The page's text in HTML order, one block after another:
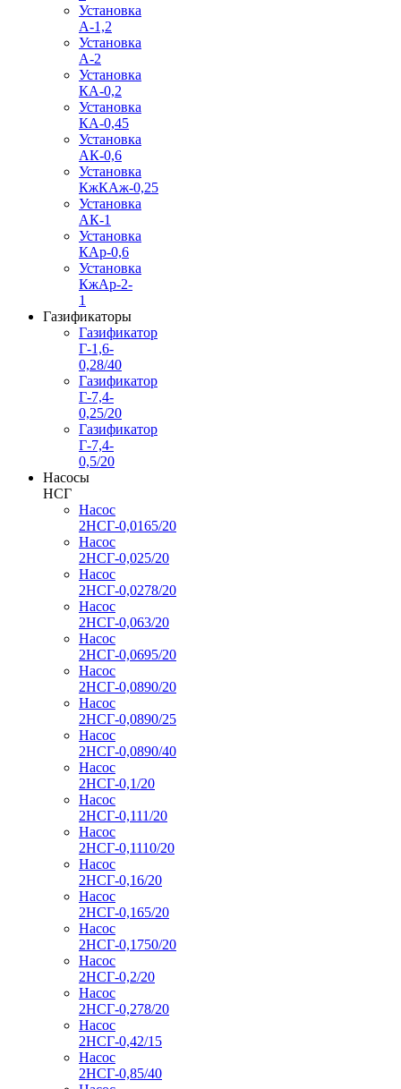
Установка
А-1,2
Установка
А-2
Установка
КА-0,2
Установка
КА-0,45
Установка
АК-0,6
Установка
КжКАж-0,25
Установка
АК-1
Установка
КАр-0,6
Установка
КжАр-2-
1
Газификаторы
Газификатор
Г-1,6-
0,28/40
Газификатор
Г-7,4-
0,25/20
Газификатор
Г-7,4-
0,5/20
Насосы
НСГ
Насос
2НСГ-0,0165/20
Насос
2НСГ-0,025/20
Насос
2НСГ-0,0278/20
Насос
2НСГ-0,063/20
Насос
2НСГ-0,0695/20
Насос
2НСГ-0,0890/20
Насос
2НСГ-0,0890/25
Насос
2НСГ-0,0890/40
Насос
2НСГ-0,1/20
Насос
2НСГ-0,111/20
Насос
2НСГ-0,1110/20
Насос
2НСГ-0,16/20
Насос
2НСГ-0,165/20
Насос
2НСГ-0,1750/20
Насос
2НСГ-0,2/20
Насос
2НСГ-0,278/20
Насос
2НСГ-0,42/15
Насос
2НСГ-0,85/40